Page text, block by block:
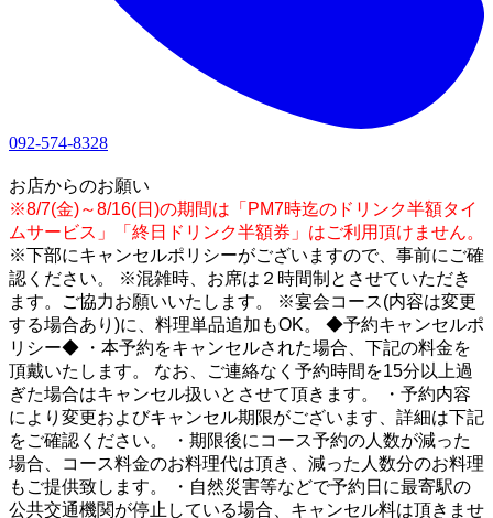
092-574-8328
お店からのお願い
※8/7(金)～8/16(日)の期間は「PM7時迄のドリンク半額タイ
ムサービス」「終日ドリンク半額券」はご利用頂けません。
※下部にキャンセルポリシーがございますので、事前にご確
認ください。 ※混雑時、お席は２時間制とさせていただき
ます。ご協力お願いいたします。 ※宴会コース(内容は変更
する場合あり)に、料理単品追加もOK。 ◆予約キャンセルポ
リシー◆ ・本予約をキャンセルされた場合、下記の料金を
頂戴いたします。 なお、ご連絡なく予約時間を15分以上過
ぎた場合はキャンセル扱いとさせて頂きます。 ・予約内容
により変更およびキャンセル期限がございます、詳細は下記
をご確認ください。 ・期限後にコース予約の人数が減った
場合、コース料金のお料理代は頂き、減った人数分のお料理
もご提供致します。 ・自然災害等などで予約日に最寄駅の
公共交通機関が停止している場合、キャンセル料は頂きませ